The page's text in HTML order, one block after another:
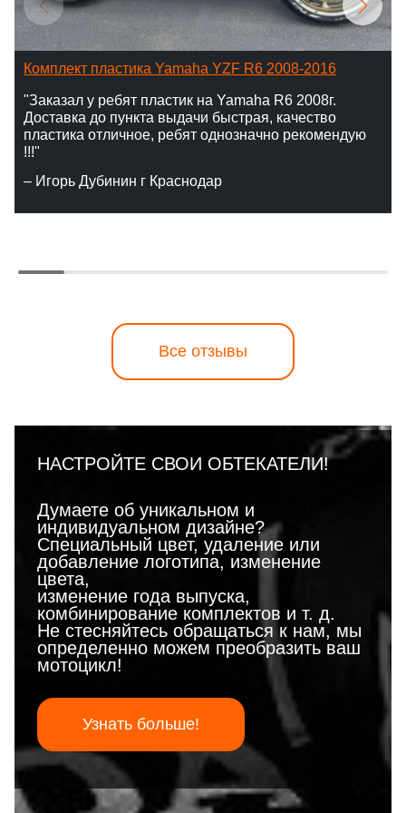
Комплект пластика Yamaha YZF R6 2008-2016
"Заказал у ребят пластик на Yamaha R6 2008г.
Доставка до пункта выдачи быстрая, качество
пластика отличное, ребят однозначно рекомендую
!!!"
– Игорь Дубинин г Краснодар
Все отзывы
НАСТРОЙТЕ СВОИ ОБТЕКАТЕЛИ!
Думаете об уникальном и
индивидуальном дизайне?
Специальный цвет, удаление или
добавление логотипа, изменение
цвета,
изменение года выпуска,
комбинирование комплектов и т. д.
Не стесняйтесь обращаться к нам, мы
определенно можем преобразить ваш
мотоцикл!
Узнать больше!